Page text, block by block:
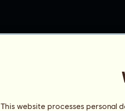
This website processes personal